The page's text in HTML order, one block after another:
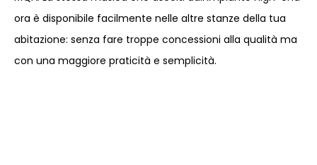
ora è disponibile facilmente nelle altre stanze della tua
abitazione: senza fare troppe concessioni alla qualità ma
con una maggiore praticità e semplicità.